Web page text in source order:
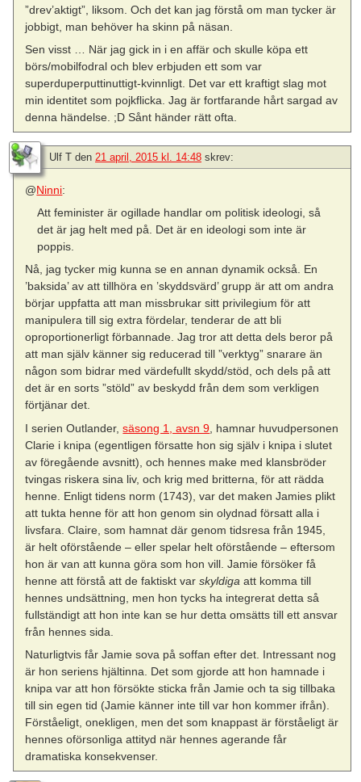
”drev’aktigt”, liksom. Och det kan jag förstå om man tycker är
jobbigt, man behöver ha skinn på näsan.
Sen visst … När jag gick in i en affär och skulle köpa ett
börs/mobilfodral och blev erbjuden ett som var
superduperputtinuttigt-kvinnligt. Det var ett kraftigt slag mot
min identitet som pojkflicka. Jag är fortfarande hårt sargad av
denna händelse. ;D Sånt händer rätt ofta.
Ulf T den 21 april, 2015 kl. 14:48 skrev:
@Ninni:
Att feminister är ogillade handlar om politisk ideologi, så
det är jag helt med på. Det är en ideologi som inte är
poppis.
Nå, jag tycker mig kunna se en annan dynamik också. En
’baksida’ av att tillhöra en ’skyddsvärd’ grupp är att om andra
börjar uppfatta att man missbrukar sitt privilegium för att
manipulera till sig extra fördelar, tenderar de att bli
oproportionerligt förbannade. Jag tror att detta dels beror på
att man själv känner sig reducerad till ”verktyg” snarare än
någon som bidrar med värdefullt skydd/stöd, och dels på att
det är en sorts ”stöld” av beskydd från dem som verkligen
förtjänar det.
I serien Outlander,säsong 1, avsn 9 , hamnar huvudpersonen
Clarie i knipa (egentligen försatte hon sig själv i knipa i slutet
av föregående avsnitt), och hennes make med klansbröder
tvingas riskera sina liv, och krig med britterna, för att rädda
henne. Enligt tidens norm (1743), var det maken Jamies plikt
att tukta henne för att hon genom sin olydnad försatt alla i
livsfara. Claire, som hamnat där genom tidsresa från 1945,
är helt oförstående – eller spelar helt oförstående – eftersom
hon är van att kunna göra som hon vill. Jamie försöker få
henne att förstå att de faktiskt varskyldiga att komma till
hennes undsättning, men hon tycks ha integrerat detta så
fullständigt att hon inte kan se hur detta omsätts till ett ansvar
från hennes sida.
Naturligtvis får Jamie sova på soffan efter det. Intressant nog
är hon seriens hjältinna. Det som gjorde att hon hamnade i
knipa var att hon försökte sticka från Jamie och ta sig tillbaka
till sin egen tid (Jamie känner inte till var hon kommer ifrån).
Förståeligt, onekligen, men det som knappast är förståeligt är
hennes oförsonliga attityd när hennes agerande får
dramatiska konsekvenser.